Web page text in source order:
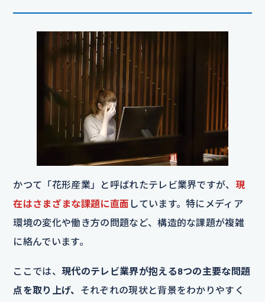
かつて「花形産業」と呼ばれたテレビ業界ですが、 現
在はさまざまな課題に直面 しています。特にメディア
環境の変化や働き方の問題など、構造的な課題が複雑
に絡んでいます。
ここでは、 現代のテレビ業界が抱える8つの主要な問題
点を取り上げ、 それぞれの現状と背景をわかりやすく